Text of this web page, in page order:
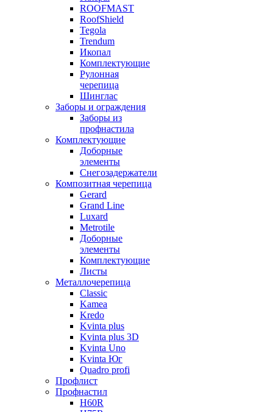
ROOFMAST
RoofShield
Tegola
Trendum
Икопал
Комплектующие
Рулонная
черепица
Шинглас
Заборы и ограждения
Заборы из
профнастила
Комплектующие
Доборные
элементы
Снегозадержатели
Композитная черепица
Gerard
Grand Line
Luxard
Metrotile
Доборные
элементы
Комплектующие
Листы
Металлочерепица
Classic
Kamea
Kredo
Kvinta plus
Kvinta plus 3D
Kvinta Uno
Kvinta Юг
Quadro profi
Профлист
Профнастил
Н60R